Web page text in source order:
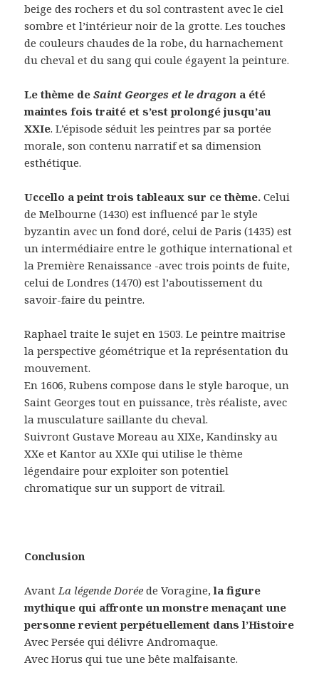
beige des rochers et du sol contrastent avec le ciel
sombre et l’intérieur noir de la grotte. Les touches
de couleurs chaudes de la robe, du harnachement
du cheval et du sang qui coule égayent la peinture.
Le thème deSaint Georges et le dragon a été
maintes fois traité et s’est prolongé jusqu’au
XXIe. L’épisode séduit les peintres par sa portée
morale, son contenu narratif et sa dimension
esthétique.
Uccello a peint trois tableaux sur ce thème. Celui
de Melbourne (1430) est influencé par le style
byzantin avec un fond doré, celui de Paris (1435) est
un intermédiaire entre le gothique international et
la Première Renaissance -avec trois points de fuite,
celui de Londres (1470) est l’aboutissement du
savoir-faire du peintre.
Raphael traite le sujet en 1503. Le peintre maitrise
la perspective géométrique et la représentation du
mouvement.
En 1606, Rubens compose dans le style baroque, un
Saint Georges tout en puissance, très réaliste, avec
la musculature saillante du cheval.
Suivront Gustave Moreau au XIXe, Kandinsky au
XXe et Kantor au XXIe qui utilise le thème
légendaire pour exploiter son potentiel
chromatique sur un support de vitrail.
Conclusion
AvantLa légende Doréede Voragine,la figure
mythique qui affronte un monstre menaçant une
personne revient perpétuellement dans l’Histoire
Avec Persée qui délivre Andromaque.
Avec Horus qui tue une bête malfaisante.